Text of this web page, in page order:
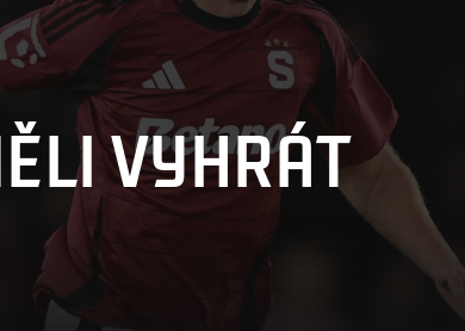
VYHRÁT